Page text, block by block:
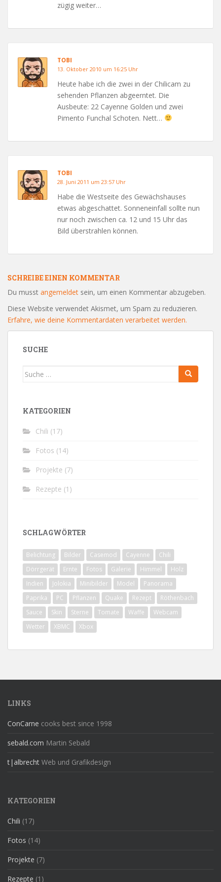
zügig weiter…
TOBI
13. Oktober 2010 um 16:25 Uhr
Heute habe ich die zwei in der Chilicam zu
sehenden Pflanzen abgeerntet. Die
Ausbeute: 22 Cayenne Golden und zwei
Pimento Funchal Schoten. Nett…
TOBI
28. Juni 2011 um 23:57 Uhr
Habe die Westseite des Gewächshauses
etwas abgeschattet. Sonneneinfall sollte nun
nur noch zwischen ca. 12 und 15 Uhr das
Bild überstrahlen können.
SCHREIBE EINEN KOMMENTAR
Du musst angemeldet sein, um einen Kommentar abzugeben.
Diese Website verwendet Akismet, um Spam zu reduzieren.
Erfahre, wie deine Kommentardaten verarbeitet werden.
SUCHE
Suche
KATEGORIEN
Chili (17)
Fotos (14)
Projekte (7)
Rezepte (1)
SCHLAGWÖRTER
Belichtung Bilder Casemod Cayenne
Chili
Dörrgerät
Ernte Fotos Galerie Himmel
Holz
Indien
Jolokia Minibilder Model
Panorama
Paprika
PC Pflanzen Quake Rezept
Röthenbach
Sauce
Skin Sterne Tomate Waffe
Webcam
Wetter
XBMC Xbox
LINKS
ConCarne cooks best since 1998
sebald.com Martin Sebald
t|albrecht Web und Grafikdesign
KATEGORIEN
Chili (17)
Fotos (14)
Projekte (7)
Rezepte (1)